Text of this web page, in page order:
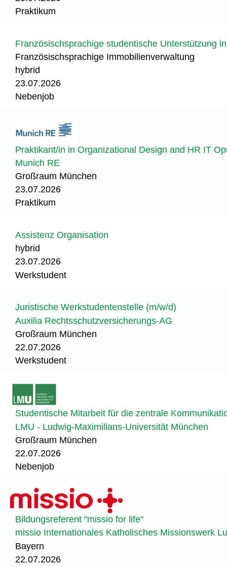
Praktikum
Französischsprachige studentische Unterstützung
Französischsprachige Immobilienverwaltung
hybrid
23.07.2026
Nebenjob
Praktikant/in in Organizational Design and HR IT
Munich RE
Großraum München
23.07.2026
Praktikum
Assistenz Organisation
hybrid
23.07.2026
Werkstudent
Juristische Werkstudentenstelle (m/w/d)
Auxilia Rechtsschutzversicherungs-AG
Großraum München
22.07.2026
Werkstudent
Studentische Mitarbeit für die zentrale
LMU - Ludwig-Maximilians-Universität München
Großraum München
22.07.2026
Nebenjob
Bildungsreferent "missio for life"
missio Internationales Katholisches Missionswerk
Bayern
22.07.2026